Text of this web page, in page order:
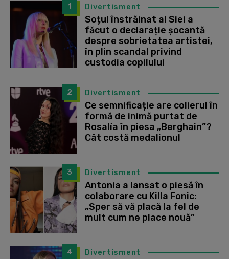
1 Divertisment
Soțul înstrăinat al Siei a
făcut o declarație șocantă
despre sobrietatea artistei,
în plin scandal privind
custodia copilului
2 Divertisment
Ce semnificație are colierul în
formă de inimă purtat de
Rosalía în piesa „Berghain”?
Cât costă medalionul
3 Divertisment
Antonia a lansat o piesă în
colaborare cu Killa Fonic:
„Sper să vă placă la fel de
mult cum ne place nouă”
4 Divertisment